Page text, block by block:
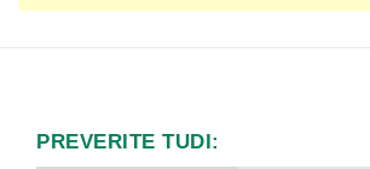
PREVERITE TUDI: